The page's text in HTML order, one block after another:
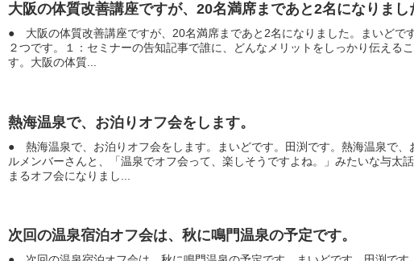
大阪の体質改善講座ですが、20名満席まであと2名になりまし
● 大阪の体質改善講座ですが、20名満席まであと2名になりました。まいどで
２つです。１：セミナーの告知記事で誰に、どんなメリットをしっかり伝える
す。大阪の体質...
熱海温泉で、お泊りオフ会をします。
● 熱海温泉で、お泊りオフ会をします。まいどです。田渕です。熱海温泉で、
ルメンバーさんと、「温泉でオフ会って、楽しそうですよね。」みたいな与太
まるオフ会になりまし...
次回の温泉宿泊オフ会は、秋に鳴門温泉の予定です。